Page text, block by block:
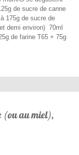
de sucre de canne
175g de sucre de
demi environ) 70ml
de farine T65 + 75g
(ou au miel),